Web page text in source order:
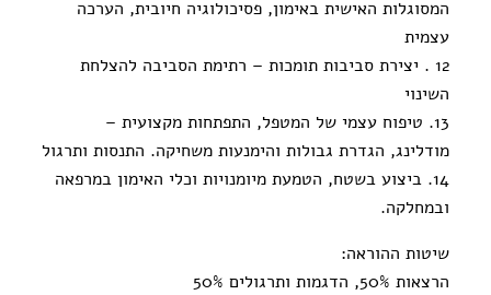
המסוגלות האישית באימון, פסיכולוגיה חיובית, הערכה
עצמית
12 . יצירת סביבות תומכות – רתימת הסביבה להצלחת
השינוי
13. טיפוח עצמי של המטפל, התפתחות מקצועית –
מודלינג, הגדרת גבולות והימנעות משחיקה. התנסות ותרגול
14. ביצוע בשטח, הטמעת מיומנויות וכלי האימון במרפאה
ובמחלקה.
שיטות ההוראה:
הרצאות 50%, הדגמות ותרגולים 50%